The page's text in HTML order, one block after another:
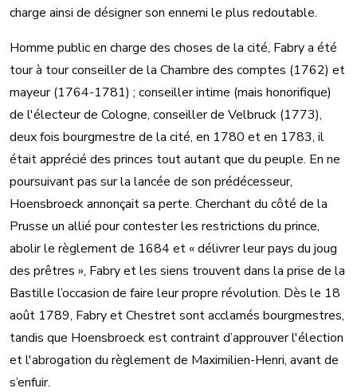
charge ainsi de désigner son ennemi le plus redoutable.
Homme public en charge des choses de la cité, Fabry a été
tour à tour conseiller de la Chambre des comptes (1762) et
mayeur (1764-1781) ; conseiller intime (mais honorifique)
de l'électeur de Cologne, conseiller de Velbruck (1773),
deux fois bourgmestre de la cité, en 1780 et en 1783, il
était apprécié des princes tout autant que du peuple. En ne
poursuivant pas sur la lancée de son prédécesseur,
Hoensbroeck annonçait sa perte. Cherchant du côté de la
Prusse un allié pour contester les restrictions du prince,
abolir le règlement de 1684 et « délivrer leur pays du joug
des prêtres », Fabry et les siens trouvent dans la prise de la
Bastille l’occasion de faire leur propre révolution. Dès le 18
août 1789, Fabry et Chestret sont acclamés bourgmestres,
tandis que Hoensbroeck est contraint d’approuver l'élection
et l'abrogation du règlement de Maximilien-Henri, avant de
s’enfuir.